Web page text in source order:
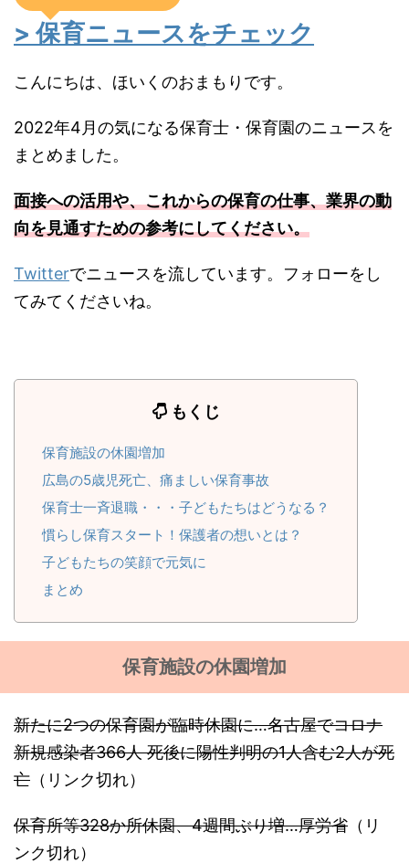
> 保育ニュースをチェック
こんにちは、ほいくのおまもりです。
2022年4月の気になる保育士・保育園のニュースを
まとめました。
面接への活用や、これからの保育の仕事、業界の動
向を見通すための参考にしてください。
Twitterでニュースを流しています。フォローをし
てみてくださいね。
もくじ
保育施設の休園増加
広島の5歳児死亡、痛ましい保育事故
保育士一斉退職・・・子どもたちはどうなる？
慣らし保育スタート！保護者の想いとは？
子どもたちの笑顔で元気に
まとめ
保育施設の休園増加
新たに2つの保育園が臨時休園に…名古屋でコロナ
新規感染者366人 死後に陽性判明の1人含む2人が死
亡 （リンク切れ）
保育所等328か所休園、4週間ぶり増…厚労省 （リ
ンク切れ）